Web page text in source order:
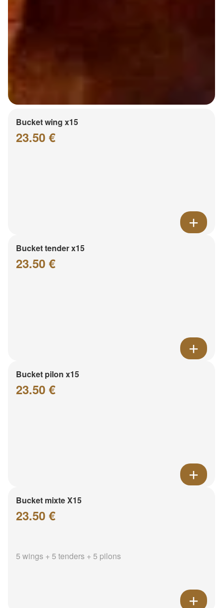
Bucket wing x15
23.50 €
Bucket tender x15
23.50 €
Bucket pilon x15
23.50 €
Bucket mixte X15
23.50 €
5 wings + 5 tenders + 5 pilons